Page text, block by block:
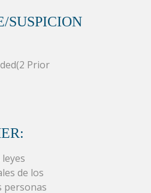
SUSPICION
Prior
de los
personas